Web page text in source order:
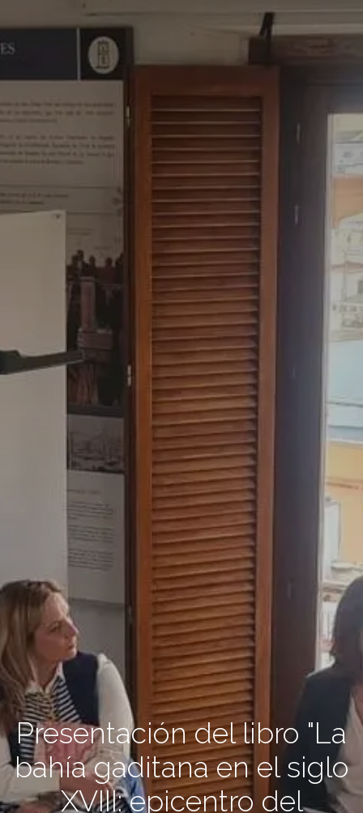
Presentación del libro "La
bahía gaditana en el siglo
XVIII: epicentro del